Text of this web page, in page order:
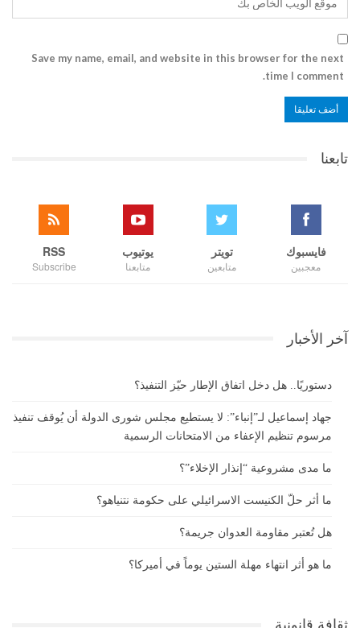
Save my name, email, and website in this browser for the next
time I comment.
تابعنا
فايسبوك
معجبين
تويتر
متابعين
يوتيوب
متابعنا
RSS
Subscribe
آخر الأخبار
دستوريًا.. هل دخل اتفاق الإطار حيّز التنفيذ؟
جهاد إسماعيل لـ”إنباء”: لا يستطيع مجلس شورى الدولة أن يُوقف تنفيذ
مرسوم تنظيم الإعفاء من الامتحانات الرسمية
ما مدى مشروعية “إنذار الإخلاء”؟
ما أثر حلّ الكنيست الاسرائيلي على حكومة نتنياهو؟
هل تُعتبر مقاومة العدوان جريمة؟
ما هو أثر انتهاء مهلة الستين يوماً في أميركا؟